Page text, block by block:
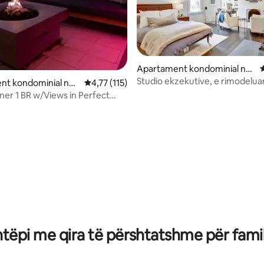
5, 337 vlerësime
kondominial në
Vlerësimi mesatar 4,77 nga 5, 115 vlerësime
4,77 (115)
1 BR w/Views in Perfect
Apartament kondominial në
Lartësitë Paqësore
Studio ekzekutive, e
me qira të përshtatshme për